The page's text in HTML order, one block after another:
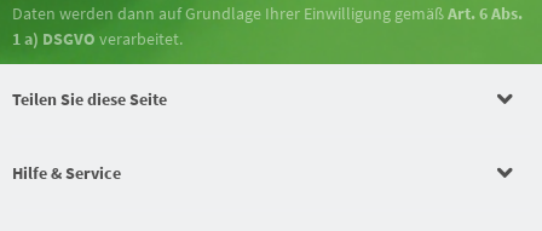
Daten werden dann auf Grundlage Ihrer Einwilligung gemäßArt. 6 Abs.
1 a) DSGVO verarbeitet.
Teilen Sie diese Seite
Hilfe & Service